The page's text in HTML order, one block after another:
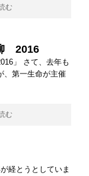
む
2016
」 さて、去年も
、第一生命が主催
む
経とうとしていま